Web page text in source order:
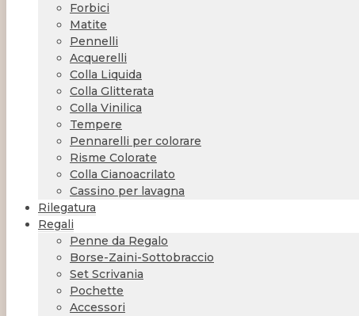
Forbici
Matite
Pennelli
Acquerelli
Colla Liquida
Colla Glitterata
Colla Vinilica
Tempere
Pennarelli per colorare
Risme Colorate
Colla Cianoacrilato
Cassino per lavagna
Rilegatura
Regali
Penne da Regalo
Borse-Zaini-Sottobraccio
Set Scrivania
Pochette
Accessori